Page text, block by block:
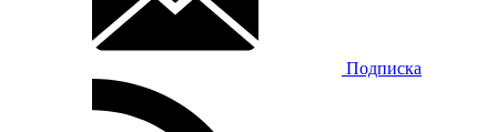
Подписка